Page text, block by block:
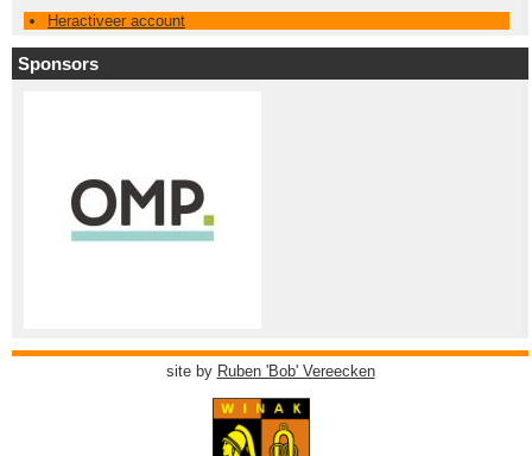
Heractiveer account
Sponsors
site by Ruben 'Bob' Vereecken